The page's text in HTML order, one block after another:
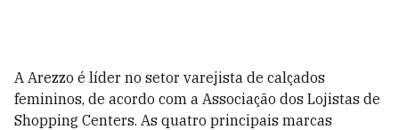
A Arezzo é líder no setor varejista de calçados
femininos, de acordo com a Associação dos Lojistas de
Shopping Centers. As quatro principais marcas